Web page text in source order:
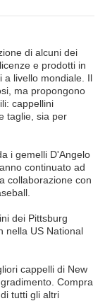
di alcuni dei
e prodotti in
a livello mondiale. Il
ma propongono
cappellini
taglie, sia per
i gemelli D'Angelo
continuato ad
collaborazione con
dei Pittsburg
nella US National
cappelli di New
Compra
tutti gli altri